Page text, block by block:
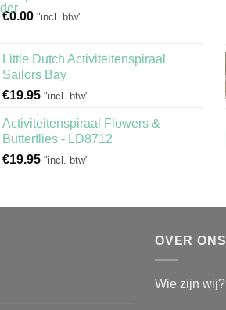
€0.00 "incl. btw"
Little Dutch Activiteitenspiraal
Sailors Bay
€19.95 "incl. btw"
Activiteitenspiraal Flowers &
Butterflies - LD8712
€19.95 "incl. btw"
OVER ONS
Wie zijn wij?